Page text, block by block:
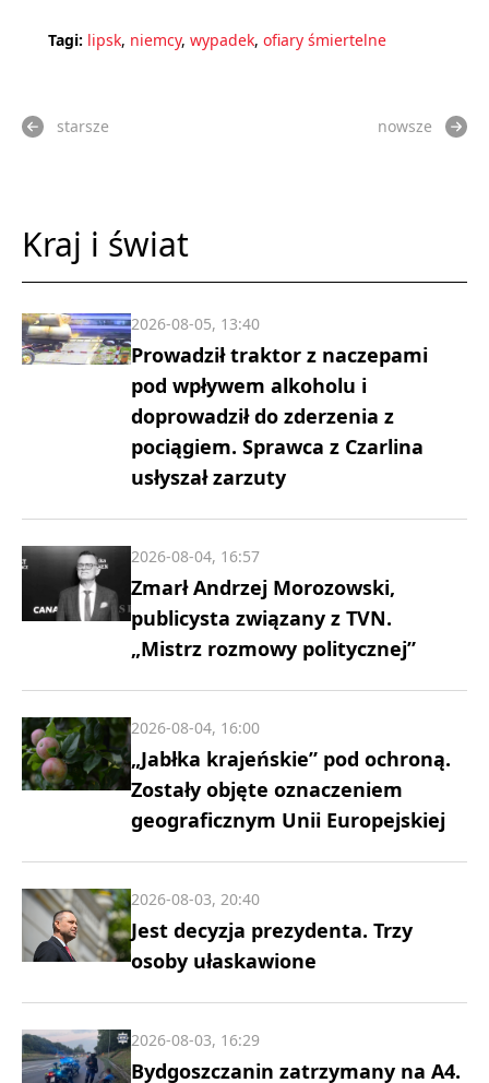
Tagi: lipsk, niemcy, wypadek, ofiary śmiertelne
starsze nowsze
Kraj i świat
Prowadził traktor z naczepami
pod wpływem alkoholu i
doprowadził do zderzenia z
pociągiem. Sprawca z Czarlina
usłyszał zarzuty
2026-08-05, 13:40
Zmarł Andrzej Morozowski,
publicysta związany z TVN.
„Mistrz rozmowy politycznej”
2026-08-04, 16:57
„Jabłka krajeńskie” pod ochroną.
Zostały objęte oznaczeniem
geograficznym Unii Europejskiej
2026-08-04, 16:00
Jest decyzja prezydenta. Trzy
osoby ułaskawione
2026-08-03, 20:40
Bydgoszczanin zatrzymany na A4.
2026-08-03, 16:29